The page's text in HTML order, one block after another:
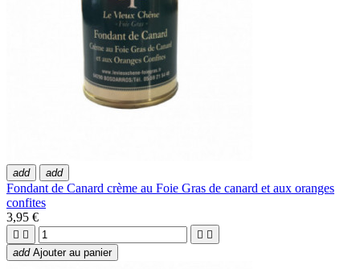
add add
Fondant de Canard crème au Foie Gras de canard et aux oranges
confites
3,95 €
   
add Ajouter au panier